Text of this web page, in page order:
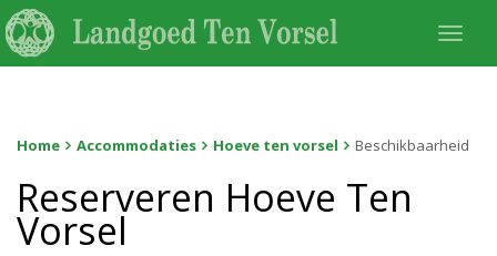
Home Accommodaties Hoeve ten vorsel Beschikbaarheid
Reserveren Hoeve Ten
Vorsel